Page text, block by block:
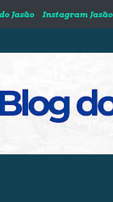
Jasão Instagram Jasão